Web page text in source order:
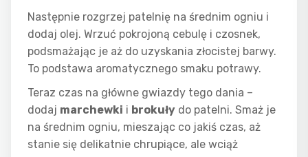
Następnie rozgrzej patelnię na średnim ogniu i
dodaj olej. Wrzuć pokrojoną cebulę i czosnek,
podsmażając je aż do uzyskania złocistej barwy.
To podstawa aromatycznego smaku potrawy.
Teraz czas na główne gwiazdy tego dania –
dodaj marchewki i brokuły do patelni. Smaż je
na średnim ogniu, mieszając co jakiś czas, aż
stanie się delikatnie chrupiące, ale wciąż